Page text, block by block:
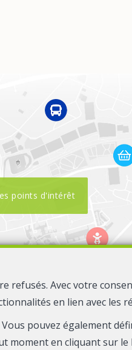
points d'intérêt
Avec votre
en lien avec les
pouvez également
en cliquant sur le
67
4650 Herve